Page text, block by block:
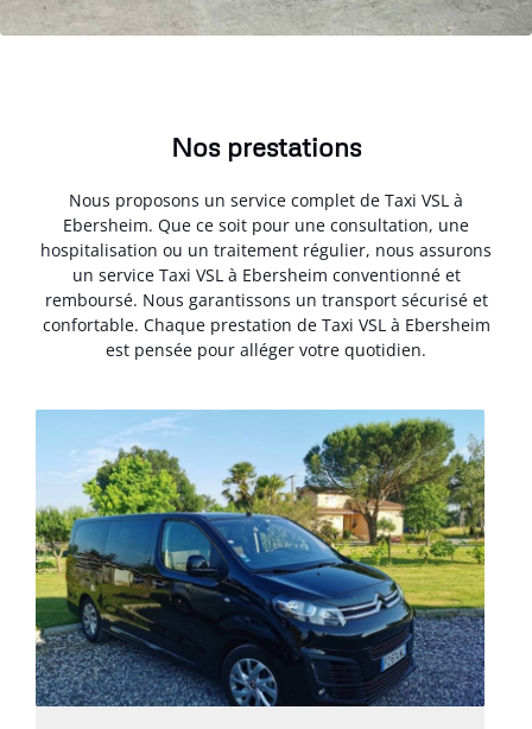
Nos prestations
Nous proposons un service complet de Taxi VSL à
Ebersheim. Que ce soit pour une consultation, une
hospitalisation ou un traitement régulier, nous assurons
un service Taxi VSL à Ebersheim conventionné et
remboursé. Nous garantissons un transport sécurisé et
confortable. Chaque prestation de Taxi VSL à Ebersheim
est pensée pour alléger votre quotidien.